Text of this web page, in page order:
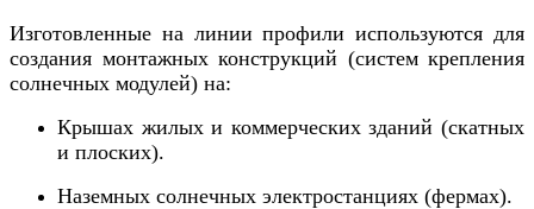
Изготовленные на линии профили используются для
создания монтажных конструкций (систем крепления
солнечных модулей) на:
Крышах жилых и коммерческих зданий (скатных
и плоских).
Наземных солнечных электростанциях (фермах).